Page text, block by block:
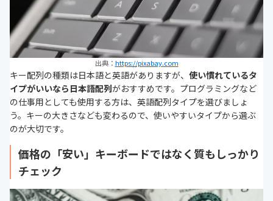
出典： https://pixabay.com
キー配列の種類は日本語と英語がありますが、 使い慣れているタ
イプがいいなら日本語配列がおすすめです。プログラミングなど
の仕事用としても使用する方は、英語配列タイプを選びましょ
う。キーの大きさなども変わるので、使いやすいタイプから選ぶ
のが大切です。
価格の「安い」キーボードではなく質もしっかり
チェック